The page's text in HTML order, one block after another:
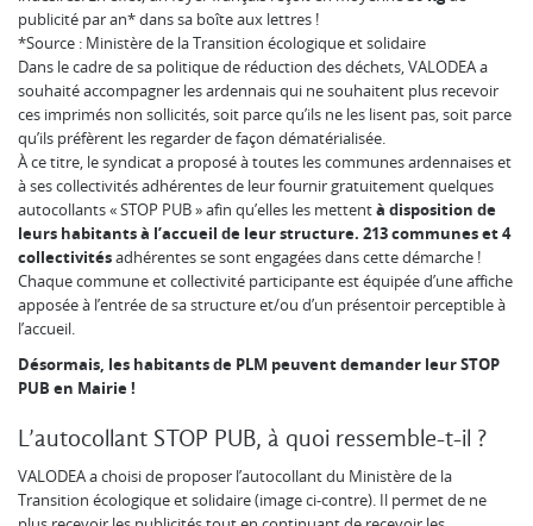
publicité par an* dans sa boîte aux lettres !
*Source : Ministère de la Transition écologique et solidaire
Dans le cadre de sa politique de réduction des déchets, VALODEA a
souhaité accompagner les ardennais qui ne souhaitent plus recevoir
ces imprimés non sollicités, soit parce qu’ils ne les lisent pas, soit parce
qu’ils préfèrent les regarder de façon dématérialisée.
À ce titre, le syndicat a proposé à toutes les communes ardennaises et
à ses collectivités adhérentes de leur fournir gratuitement quelques
autocollants « STOP PUB » afin qu’elles les mettent à disposition de
leurs habitants à l’accueil de leur structure. 213 communes et 4
collectivités adhérentes se sont engagées dans cette démarche !
Chaque commune et collectivité participante est équipée d’une affiche
apposée à l’entrée de sa structure et/ou d’un présentoir perceptible à
l’accueil.
Désormais, les habitants de PLM peuvent demander leur STOP
PUB en Mairie !
L’autocollant STOP PUB, à quoi ressemble-t-il ?
VALODEA a choisi de proposer l’autocollant du Ministère de la
Transition écologique et solidaire (image ci-contre). Il permet de ne